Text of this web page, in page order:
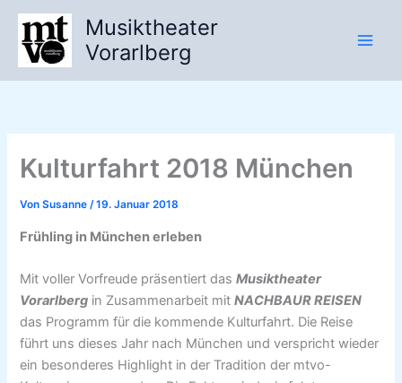
Zum
Inhalt
springen
Musiktheater
Vorarlberg
Kulturfahrt 2018 München
VonSusanne/19. Januar 2018
Frühling in München erleben
Mit voller Vorfreude präsentiert dasMusiktheater
Vorarlberg in Zusammenarbeit mitNACHBAUR REISEN
das Programm für die kommende Kulturfahrt. Die Reise
führt uns dieses Jahr nach München und verspricht wieder
ein besonderes Highlight in der Tradition der mtvo-